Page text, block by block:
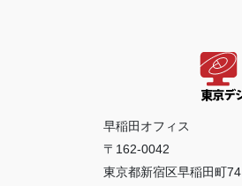
早稲田オフィス
〒162-0042
東京都新宿区早稲田町74